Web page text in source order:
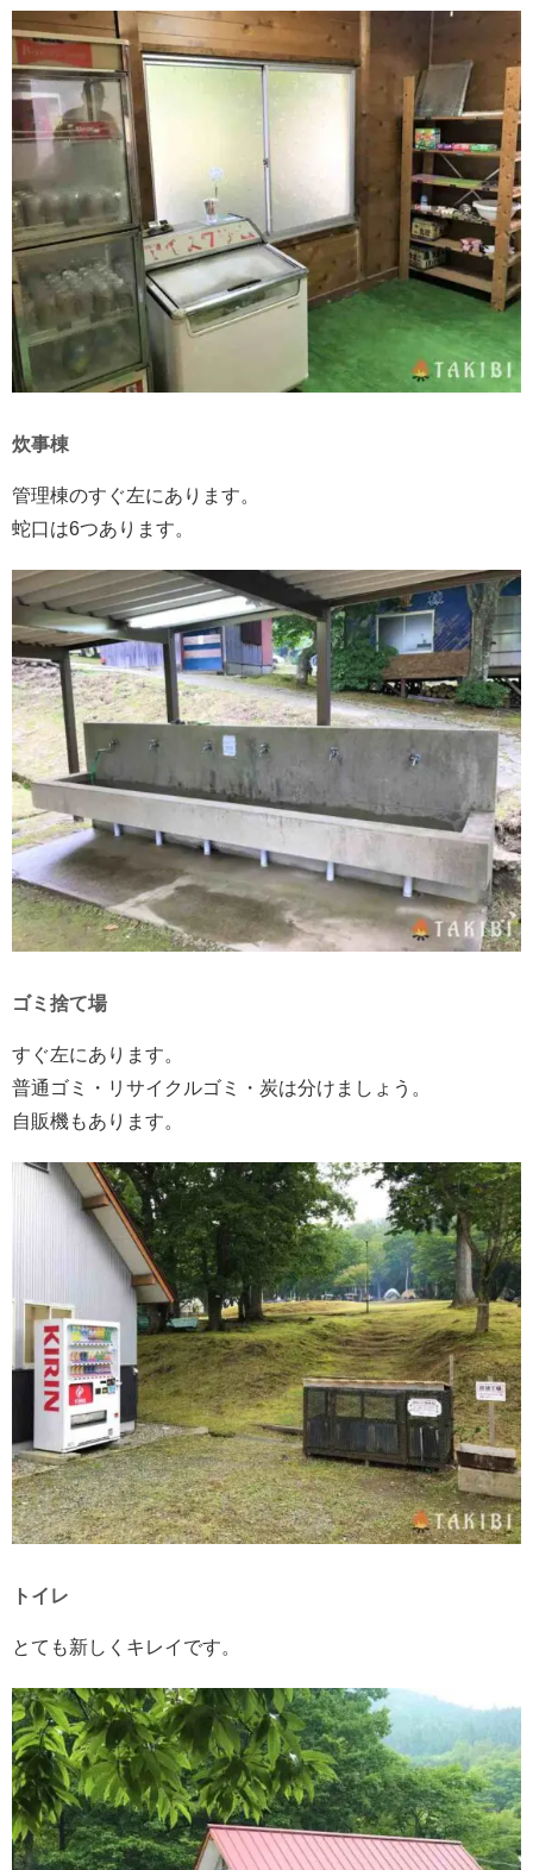
炊事棟
管理棟のすぐ左にあります。
蛇口は6つあります。
ゴミ捨て場
すぐ左にあります。
普通ゴミ・リサイクルゴミ・炭は分けましょう。
自販機もあります。
トイレ
とても新しくキレイです。